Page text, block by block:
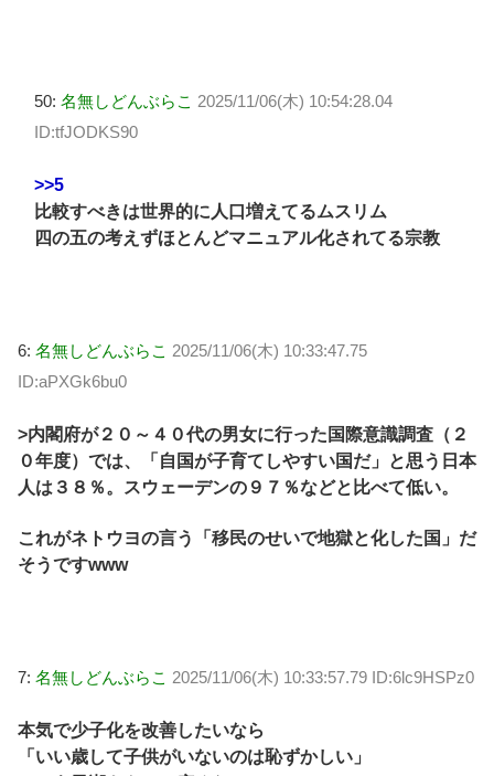
50: 名無しどんぶらこ 2025/11/06(木) 10:54:28.04
ID:tfJODKS90
>>5
比較すべきは世界的に人口増えてるムスリム
四の五の考えずほとんどマニュアル化されてる宗教
6: 名無しどんぶらこ 2025/11/06(木) 10:33:47.75
ID:aPXGk6bu0
>内閣府が２０～４０代の男女に行った国際意識調査（２
０年度）では、「自国が子育てしやすい国だ」と思う日本
人は３８％。スウェーデンの９７％などと比べて低い。
これがネトウヨの言う「移民のせいで地獄と化した国」だ
そうですwww
7: 名無しどんぶらこ 2025/11/06(木) 10:33:57.79 ID:6lc9HSPz0
本気で少子化を改善したいなら
「いい歳して子供がいないのは恥ずかしい」